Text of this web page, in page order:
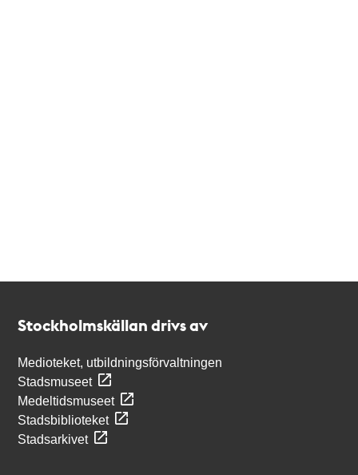
Stockholmskällan drivs av
Medioteket, utbildningsförvaltningen
Stadsmuseet
Medeltidsmuseet
Stadsbiblioteket
Stadsarkivet